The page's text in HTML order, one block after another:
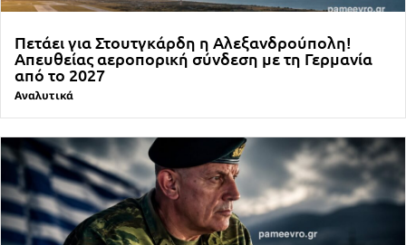
Πετάει για Στουτγκάρδη η Αλεξανδρούπολη!
Απευθείας αεροπορική σύνδεση με τη Γερμανία
από το 2027
Αναλυτικά